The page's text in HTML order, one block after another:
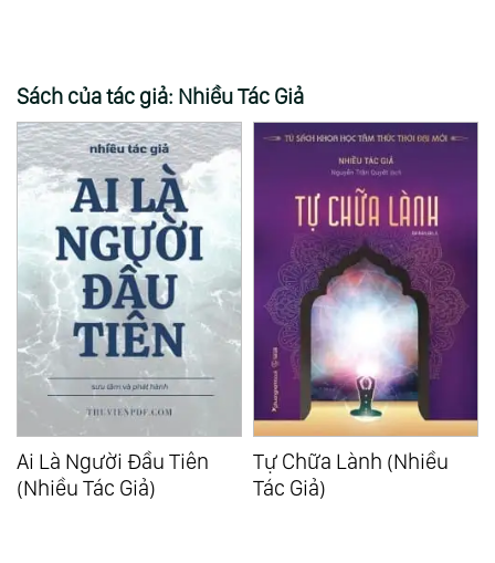
Sách của tác giả: Nhiều Tác Giả
Ai Là Người Đầu Tiên
(Nhiều Tác Giả)
Tự Chữa Lành (Nhiều
Tác Giả)